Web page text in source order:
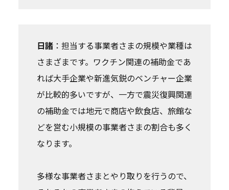
日諸：担当する事業者さまの規模や業種は
さまざまです。ワクチン関連の補助金であ
れば大手企業や新進気鋭のベンチャー企業
が比較的多いですが、一方で震災復興関連
の補助金では地元で商店や飲食店、旅館な
どを営む小規模の事業者さまの割合も多く
なります。
多様な事業者さまとやり取りを行うので、